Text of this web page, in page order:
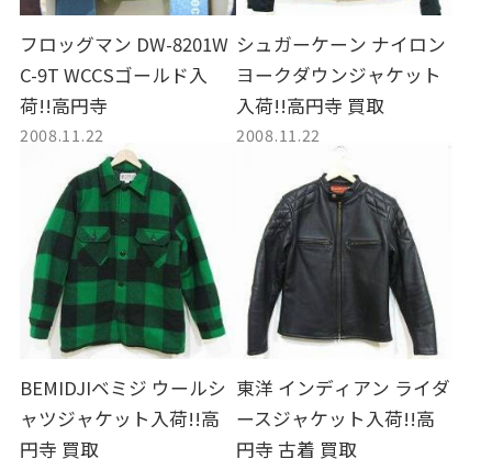
フロッグマン DW-8201W
C-9T WCCSゴールド入
荷!!高円寺
2008.11.22
シュガーケーン ナイロン
ヨークダウンジャケット
入荷!!高円寺 買取
2008.11.22
BEMIDJIベミジ ウールシ
ャツジャケット入荷!!高
円寺 買取
東洋 インディアン ライダ
ースジャケット入荷!!高
円寺 古着 買取